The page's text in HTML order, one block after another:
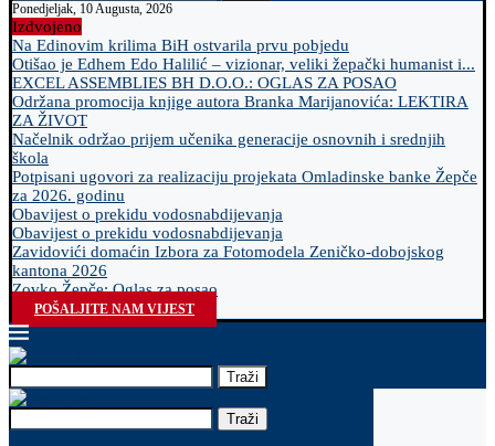
Ponedjeljak, 10 Augusta, 2026
Izdvojeno
Na Edinovim krilima BiH ostvarila prvu pobjedu
Otišao je Edhem Edo Halilić – vizionar, veliki žepački humanist i...
EXCEL ASSEMBLIES BH D.O.O.: OGLAS ZA POSAO
Održana promocija knjige autora Branka Marijanovića: LEKTIRA
ZA ŽIVOT
Načelnik održao prijem učenika generacije osnovnih i srednjih
škola
Potpisani ugovori za realizaciju projekata Omladinske banke Žepče
za 2026. godinu
Obavijest o prekidu vodosnabdijevanja
Obavijest o prekidu vodosnabdijevanja
Zavidovići domaćin Izbora za Fotomodela Zeničko-dobojskog
kantona 2026
Zovko Žepče: Oglas za posao
POŠALJITE NAM VIJEST
Traži
Traži